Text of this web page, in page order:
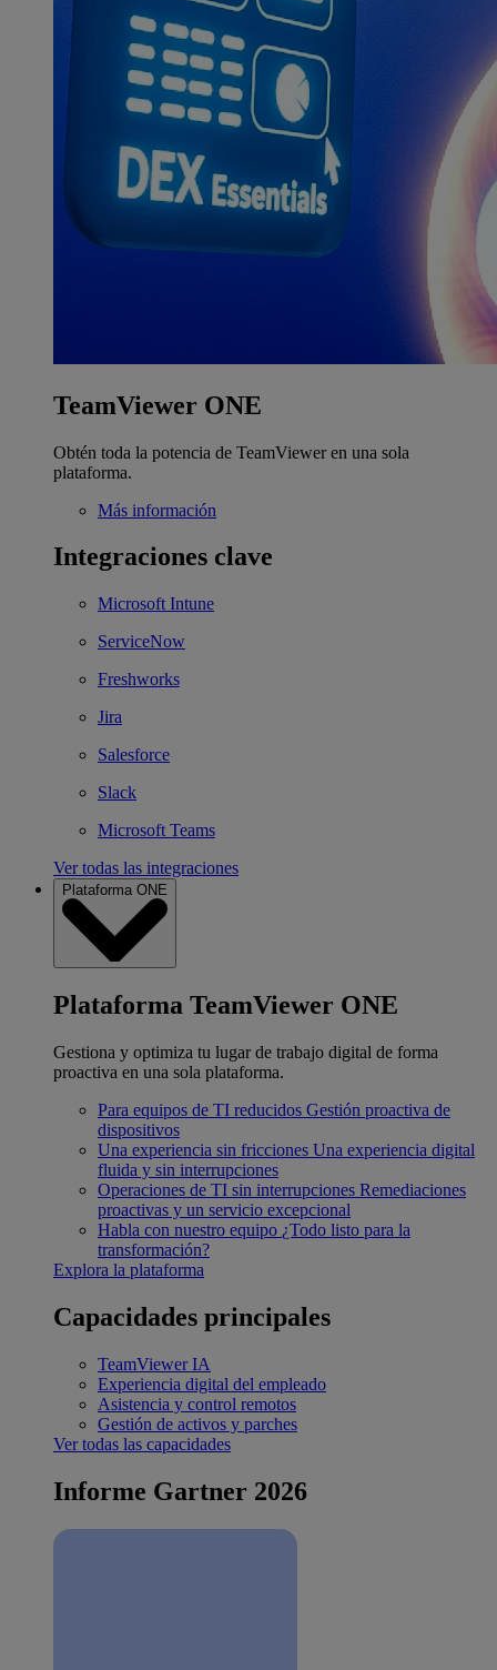
TeamViewer ONE
Obtén toda la potencia de TeamViewer en una sola
plataforma.
Más información
Integraciones clave
Microsoft Intune
ServiceNow
Freshworks
Jira
Salesforce
Slack
Microsoft Teams
Ver todas las integraciones
Plataforma ONE
Plataforma TeamViewer ONE
Gestiona y optimiza tu lugar de trabajo digital de forma
proactiva en una sola plataforma.
Para equipos de TI reducidos Gestión proactiva de
dispositivos
Una experiencia sin fricciones Una experiencia digital
fluida y sin interrupciones
Operaciones de TI sin interrupciones Remediaciones
proactivas y un servicio excepcional
Habla con nuestro equipo ¿Todo listo para la
transformación?
Explora la plataforma
Capacidades principales
TeamViewer IA
Experiencia digital del empleado
Asistencia y control remotos
Gestión de activos y parches
Ver todas las capacidades
Informe Gartner 2026